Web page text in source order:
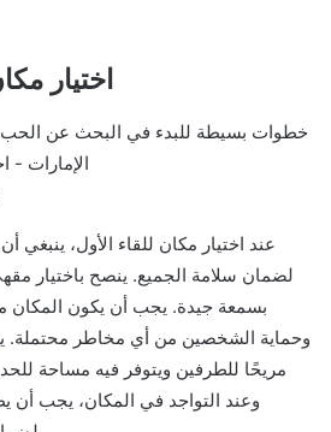
اختيار
عند اختيار مكان للقاء الأول، ينبغي
لضمان سلامة الجميع. ينصح باختيار
بسمعة جيدة. يجب أن يكون المكان
وحماية الشخصين من أي مخاطر محتملة.
مريحًا للطرفين ويتوفر فيه مساحة
وعند التواجد في المكان، يجب